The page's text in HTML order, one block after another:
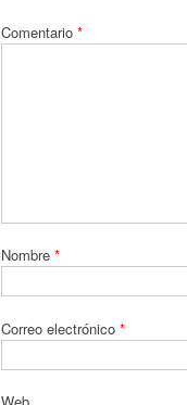
Comentario *
Nombre *
Correo electrónico *